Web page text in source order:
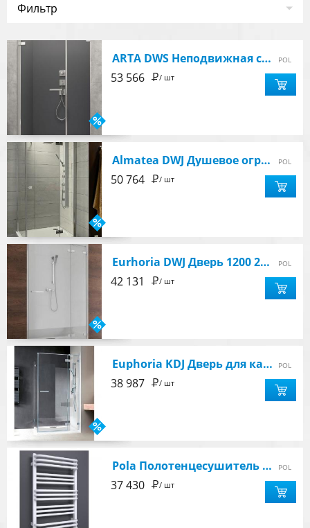
Фильтр
ARTA DWS Неподвижная стенка 315 R POL
53 566 Р/ шт
Almatea DWJ Душевое ограждение 1200х90x1950, стекло прозрачное 6мм, профиль хром, правое POL
50 764 Р/ шт
Eurhoria DWJ Дверь 1200 2000 правая,профиль хром,стекло прозрачное.8мм POL
42 131 Р/ шт
Euphoria KDJ Дверь для кабины 100 200, стекло 8 прозрачное, правая POL
38 987 Р/ шт
Pola Полотенцесушитель электрический 780 х 500 мм, RAL9016, белый+тен МОА400 со шнуром Terma POL
37 430 Р/ шт